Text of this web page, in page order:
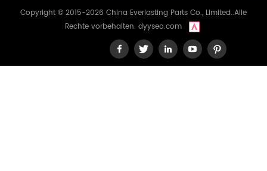
Copyright © 2015-2026 China Everlasting Parts Co., Limited..Alle
Rechte vorbehalten. dyyseo.com